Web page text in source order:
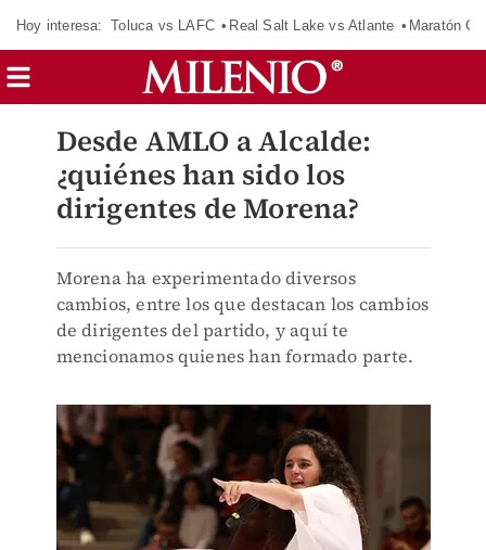
Hoy interesa: Toluca vs LAFC Real Salt Lake vs Atlante Maratón
Desde AMLO a Alcalde:
¿quiénes han sido los
dirigentes de Morena?
Morena ha experimentado diversos
cambios, entre los que destacan los cambios
de dirigentes del partido, y aquí te
mencionamos quienes han formado parte.